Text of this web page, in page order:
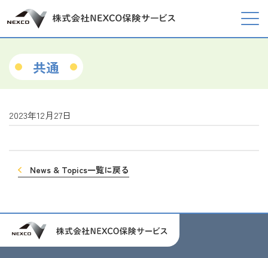
共通
2023年12月27日
News & Topics一覧に戻る